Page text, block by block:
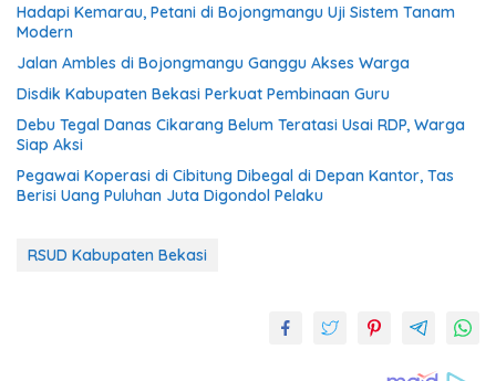
Hadapi Kemarau, Petani di Bojongmangu Uji Sistem Tanam
Modern
Jalan Ambles di Bojongmangu Ganggu Akses Warga
Disdik Kabupaten Bekasi Perkuat Pembinaan Guru
Debu Tegal Danas Cikarang Belum Teratasi Usai RDP, Warga
Siap Aksi
Pegawai Koperasi di Cibitung Dibegal di Depan Kantor, Tas
Berisi Uang Puluhan Juta Digondol Pelaku
RSUD Kabupaten Bekasi